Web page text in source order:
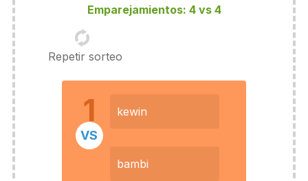
Emparejamientos: 4 vs 4
Repetir sorteo
1 kewin
bambi
VS